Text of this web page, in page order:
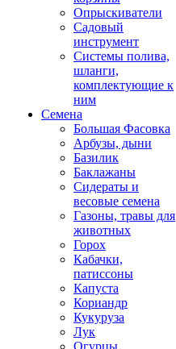
Опрыскиватели
Садовый
инструмент
Системы полива,
шланги,
комплектующие к
ним
Семена
Большая Фасовка
Арбузы, дыни
Базилик
Баклажаны
Сидераты и
весовые семена
Газоны, травы для
животных
Горох
Кабачки,
патиссоны
Капуста
Кориандр
Кукуруза
Лук
Огурцы